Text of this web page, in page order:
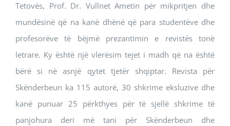
Tetovës, Prof. Dr. Vullnet Ametin për mikpritjen dhe
mundësinë që na kanë dhënë që para studentëve dhe
profesorëve të bëjmë prezantimin e revistës tonë
letrare. Ky është një vlerësim tejet i madh që na është
bërë si në asnjë qytet tjetër shqiptar. Revista për
Skënderbeun ka 115 autorë, 30 shkrime eksluzive dhe
kanë punuar 25 përkthyes për të sjellë shkrime të
panjohura deri më tani për Skënderbeun dhe